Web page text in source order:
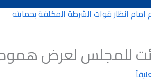
انظار قوات الشرطة المكلفة بحمايته
للمجلس لعرض هموم